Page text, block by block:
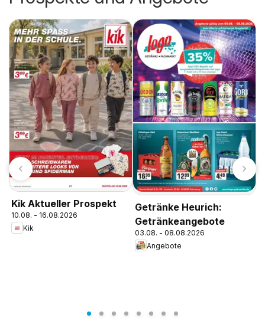
Kik Aktueller Prospekt
10.08. - 16.08.2026
Kik
Getränke Heurich:
Getränkeangebote
03.08. - 08.08.2026
Angebote